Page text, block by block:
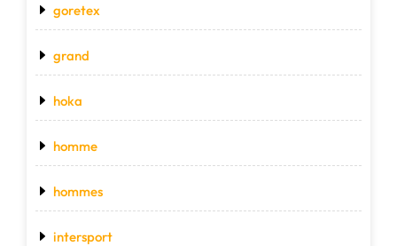
goretex
grand
hoka
homme
hommes
intersport